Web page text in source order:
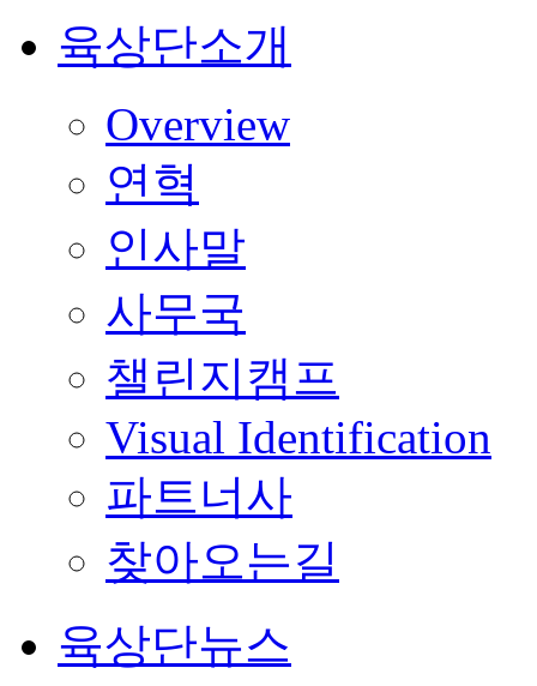
육상단소개
Overview
연혁
인사말
사무국
챌린지캠프
Visual Identification
파트너사
찾아오는길
육상단뉴스